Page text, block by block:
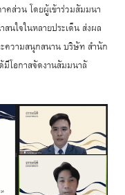
คส่วน โดยผู้เข้าร่วมสัมมนา
นใจในหลายประเด็น ส่งผล
ความสนุกสนาน บริษัท สำนัก
มีโอกาสจัดงานสัมมนาลั